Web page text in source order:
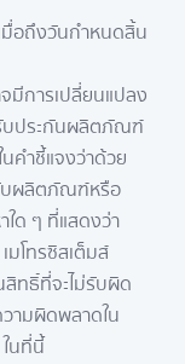
มื่อถึงวันกำหนดสิ้น
มีการเปลี่ยนแปลง
บประกันผลิตภัณฑ์
นคำชี้แจงว่าด้วย
บผลิตภัณฑ์หรือ
ใด ๆ ที่แสดงว่า
มโทรซิสเต็มส์
ทธิ์ที่จะไม่รับผิด
ามผิดพลาดใน
นที่นี้